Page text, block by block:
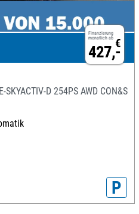
Finanzierung
monatlich ab €
427,-
D 254PS AWD
P